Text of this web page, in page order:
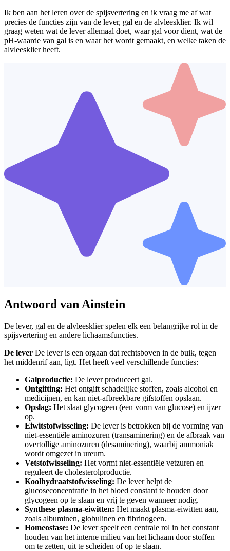
Ik ben aan het leren over de spijsvertering en ik vraag me af wat
precies de functies zijn van de lever, gal en de alvleesklier. Ik wil
graag weten wat de lever allemaal doet, waar gal voor dient, wat de
pH-waarde van gal is en waar het wordt gemaakt, en welke taken de
alvleesklier heeft.
Antwoord van Ainstein
De lever, gal en de alvleesklier spelen elk een belangrijke rol in de
spijsvertering en andere lichaamsfuncties.
De lever De lever is een orgaan dat rechtsboven in de buik, tegen
het middenrif aan, ligt. Het heeft veel verschillende functies:
Galproductie: De lever produceert gal.
Ontgifting: Het ontgift schadelijke stoffen, zoals alcohol en
medicijnen, en kan niet-afbreekbare gifstoffen opslaan.
Opslag: Het slaat glycogeen (een vorm van glucose) en ijzer
op.
Eiwitstofwisseling: De lever is betrokken bij de vorming van
niet-essentiële aminozuren (transaminering) en de afbraak van
overtollige aminozuren (desaminering), waarbij ammoniak
wordt omgezet in ureum.
Vetstofwisseling: Het vormt niet-essentiële vetzuren en
reguleert de cholesterolproductie.
Koolhydraatstofwisseling: De lever helpt de
glucoseconcentratie in het bloed constant te houden door
glycogeen op te slaan en vrij te geven wanneer nodig.
Synthese plasma-eiwitten: Het maakt plasma-eiwitten aan,
zoals albuminen, globulinen en fibrinogeen.
Homeostase: De lever speelt een centrale rol in het constant
houden van het interne milieu van het lichaam door stoffen
om te zetten, uit te scheiden of op te slaan.